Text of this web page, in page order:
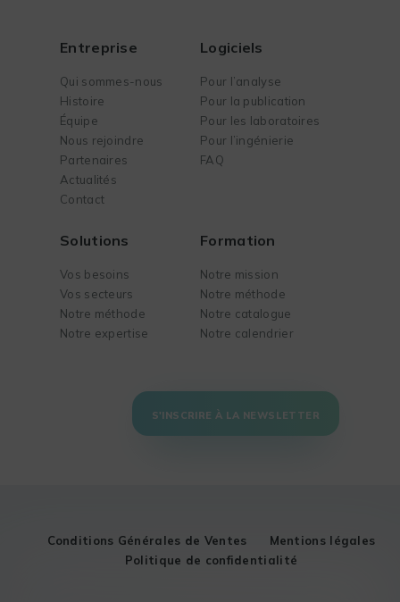
Entreprise
Qui sommes-nous
Histoire
Équipe
Nous rejoindre
Partenaires
Actualités
Contact
Logiciels
Pour l’analyse
Pour la publication
Pour les laboratoires
Pour l’ingénierie
FAQ
Solutions
Vos besoins
Vos secteurs
Notre méthode
Notre expertise
Formation
Notre mission
Notre méthode
Notre catalogue
Notre calendrier
S'INSCRIRE À LA NEWSLETTER
Conditions Générales de Ventes
Mentions légales
Politique de confidentialité